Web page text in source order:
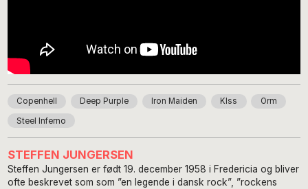
Copenhell Deep Purple Iron Maiden KIss Orm
Steel Inferno
STEFFEN JUNGERSEN
Steffen Jungersen er født 19. december 1958 i Fredericia og bliver
ofte beskrevet som som ”en legende i dansk rock”, ”rockens